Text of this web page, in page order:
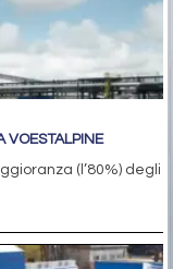
VOESTALPINE
(l’80%) degli